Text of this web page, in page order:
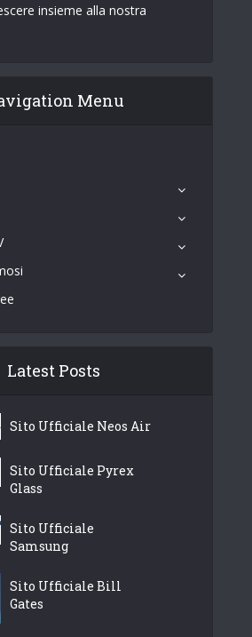
insieme alla nostra
Menu
Latest Posts
Sito Ufficiale Neos Air
Sito Ufficiale Pyrex
Glass
Sito Ufficiale
Samsung
Sito Ufficiale Bill
Gates